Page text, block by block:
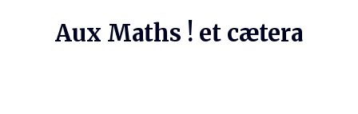
Aux Maths ! et cætera